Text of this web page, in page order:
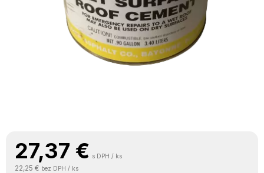
27,37 € s DPH / ks
22,25 € bez DPH / ks